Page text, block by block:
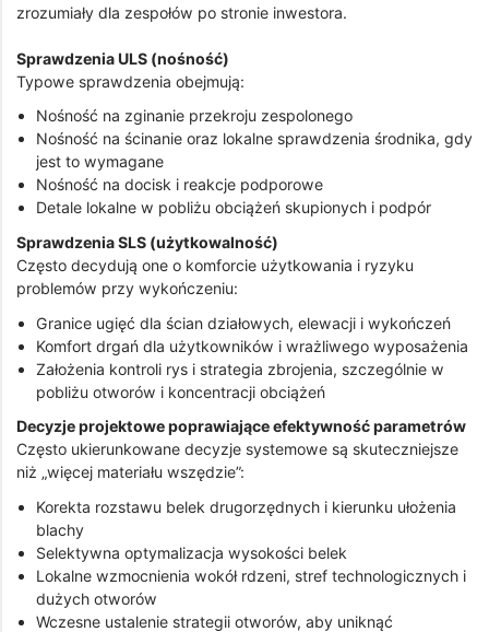
zrozumiały dla zespołów po stronie inwestora.
Sprawdzenia ULS (nośność)
Typowe sprawdzenia obejmują:
Nośność na zginanie przekroju zespolonego
Nośność na ścinanie oraz lokalne sprawdzenia środnika, gdy
jest to wymagane
Nośność na docisk i reakcje podporowe
Detale lokalne w pobliżu obciążeń skupionych i podpór
Sprawdzenia SLS (użytkowalność)
Często decydują one o komforcie użytkowania i ryzyku
problemów przy wykończeniu:
Granice ugięć dla ścian działowych, elewacji i wykończeń
Komfort drgań dla użytkowników i wrażliwego wyposażenia
Założenia kontroli rys i strategia zbrojenia, szczególnie w
pobliżu otworów i koncentracji obciążeń
Decyzje projektowe poprawiające efektywność parametrów
Często ukierunkowane decyzje systemowe są skuteczniejsze
niż „więcej materiału wszędzie”:
Korekta rozstawu belek drugorzędnych i kierunku ułożenia
blachy
Selektywna optymalizacja wysokości belek
Lokalne wzmocnienia wokół rdzeni, stref technologicznych i
dużych otworów
Wczesne ustalenie strategii otworów, aby uniknąć